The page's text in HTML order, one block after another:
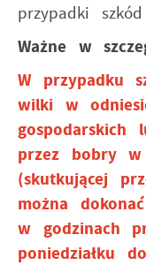
przypadki
Ważne w
W przypadku
wilki w
gospodarskich
przez bobry w
(skutkującej
można
w godzinach
poniedziałku